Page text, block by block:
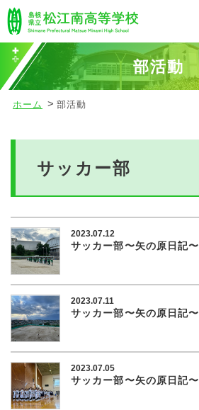
部活動
ホーム 部活動
サッカー部
2023.07.12
サッカー部〜矢の原日記〜
2023.07.11
サッカー部〜矢の原日記〜
2023.07.05
サッカー部〜矢の原日記〜